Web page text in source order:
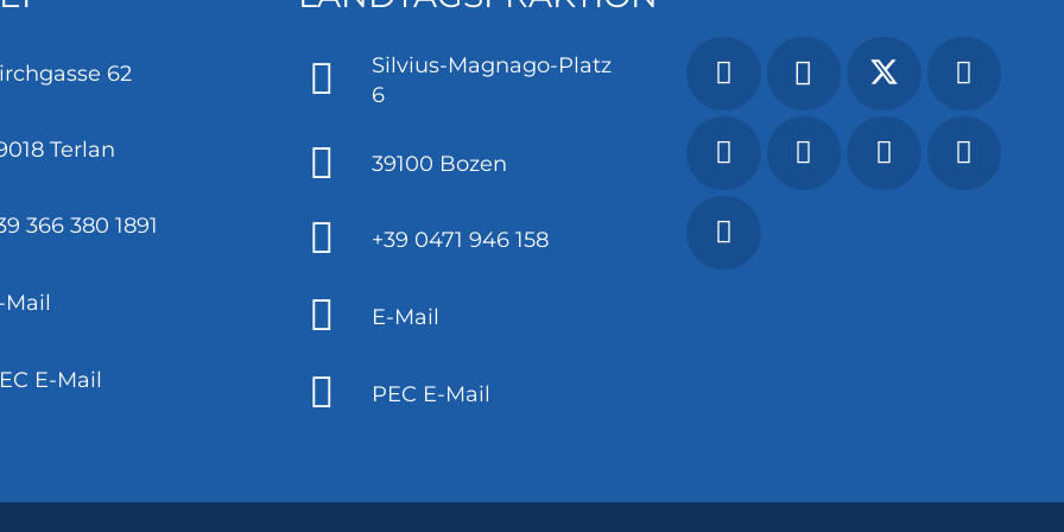
62
Terlan
366 380 1891
Mail
E-Mail
Silvius-Magnago-Platz
6
39100 Bozen
+39 0471 946 158
E-Mail
PEC E-Mail